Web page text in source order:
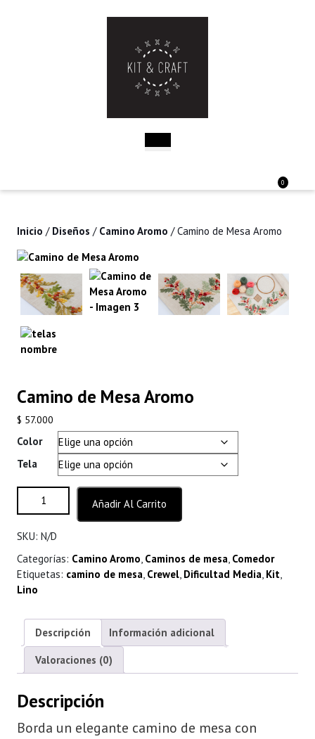
/
de
0
Inicio / Diseños / Camino Aromo / Camino de Mesa Aromo
Camino de Mesa Aromo
$ 57.000
Color
Tela
Camino de Mesa Aromo cantidad
Añadir Al Carrito
SKU: N/D
Categorías: Camino Aromo, Caminos de mesa, Comedor
Etiquetas: camino de mesa, Crewel, Dificultad Media, Kit,
Lino
Descripción Información adicional
Valoraciones (0)
Descripción
Borda un elegante camino de mesa con